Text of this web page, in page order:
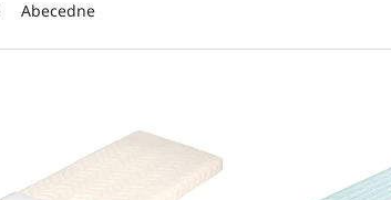
Abecedne